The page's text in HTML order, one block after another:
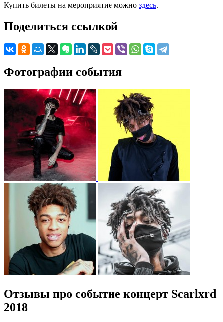
Купить билеты на мероприятие можно здесь.
Поделиться ссылкой
Фотографии события
Отзывы про событие концерт Scarlxrd
2018